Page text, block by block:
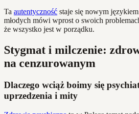
Ta autentyczność staje się nowym
młodych mówi wprost o swoich
że wszystko jest w porządku.
Stygmat i milczenie:
na cenzurowanym
Dlaczego wciąż boimy się
uprzedzenia i mity